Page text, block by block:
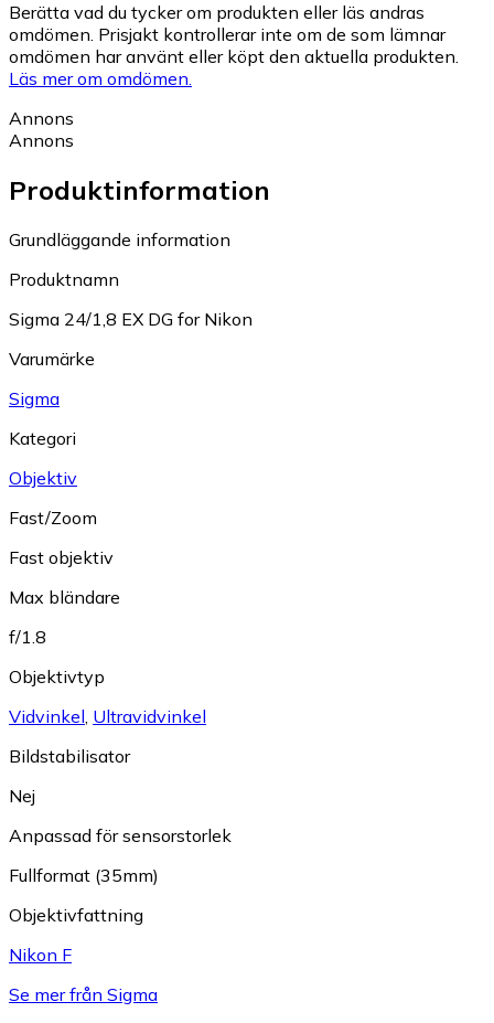
Berätta vad du tycker om produkten eller läs andras
omdömen. Prisjakt kontrollerar inte om de som lämnar
omdömen har använt eller köpt den aktuella produkten.
Läs mer om omdömen.
Annons
Annons
Produktinformation
Grundläggande information
Produktnamn
Sigma 24/1,8 EX DG for Nikon
Varumärke
Sigma
Kategori
Objektiv
Fast/Zoom
Fast objektiv
Max bländare
f/1.8
Objektivtyp
Vidvinkel Ultravidvinkel
Bildstabilisator
Nej
Anpassad för sensorstorlek
Fullformat (35mm)
Objektivfattning
Nikon F
Se mer från Sigma